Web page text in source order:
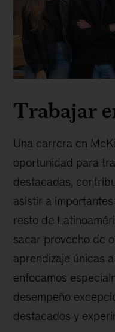
Trabajar
Una carrera en
oportunidad para
destacadas,
asistir a
resto de
sacar provecho de
aprendizaje únicas
enfocamos
desempeño
destacados y